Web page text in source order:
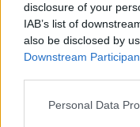
disclosure of your
IAB’s list of
also be disclosed by
Downstream
Personal Data
Il existe plusieurs
problème :
Pour un
Roulez